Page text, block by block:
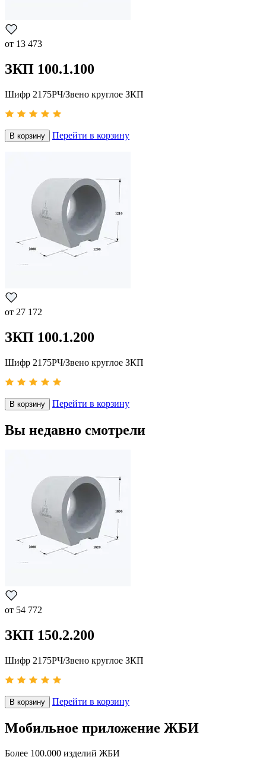
от 13 473
ЗКП 100.1.100
Шифр 2175РЧ/Звено круглое ЗКП
В корзину Перейти в корзину
от 27 172
ЗКП 100.1.200
Шифр 2175РЧ/Звено круглое ЗКП
В корзину Перейти в корзину
Вы недавно смотрели
от 54 772
ЗКП 150.2.200
Шифр 2175РЧ/Звено круглое ЗКП
В корзину Перейти в корзину
Мобильное приложение ЖБИ
Более 100.000 изделий ЖБИ